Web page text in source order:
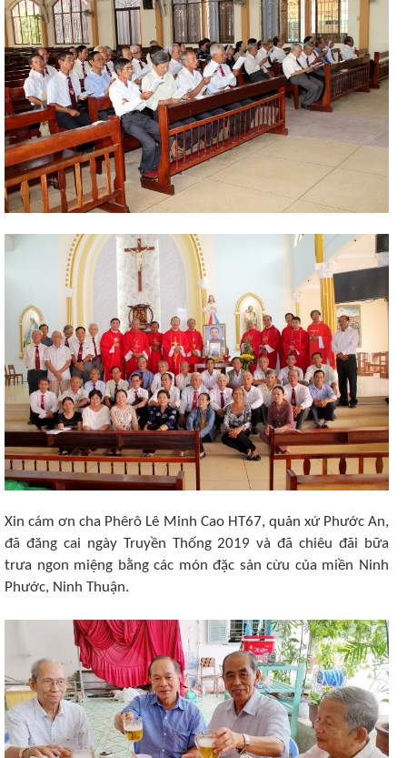
Xin cám ơn cha Phêrô Lê Minh Cao HT67, quản xứ Phước An,
đã đăng cai ngày Truyền Thống 2019 và đã chiêu đãi bữa
trưa ngon miệng bằng các món đặc sản cừu của miền Ninh
Phước, Ninh Thuận.